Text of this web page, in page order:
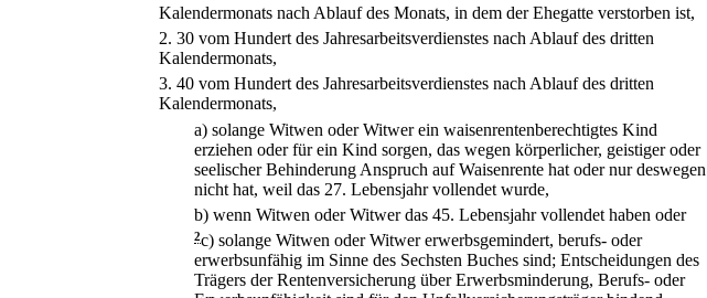
Kalendermonats nach Ablauf des Monats, in dem der Ehegatte verstorben ist,
2. 30 vom Hundert des Jahresarbeitsverdienstes nach Ablauf des dritten
Kalendermonats,
3. 40 vom Hundert des Jahresarbeitsverdienstes nach Ablauf des dritten
Kalendermonats,
a) solange Witwen oder Witwer ein waisenrentenberechtigtes Kind
erziehen oder für ein Kind sorgen, das wegen körperlicher, geistiger oder
seelischer Behinderung Anspruch auf Waisenrente hat oder nur deswegen
nicht hat, weil das 27. Lebensjahr vollendet wurde,
b) wenn Witwen oder Witwer das 45. Lebensjahr vollendet haben oder
2c) solange Witwen oder Witwer erwerbsgemindert, berufs- oder
erwerbsunfähig im Sinne des Sechsten Buches sind; Entscheidungen des
Trägers der Rentenversicherung über Erwerbsminderung, Berufs- oder